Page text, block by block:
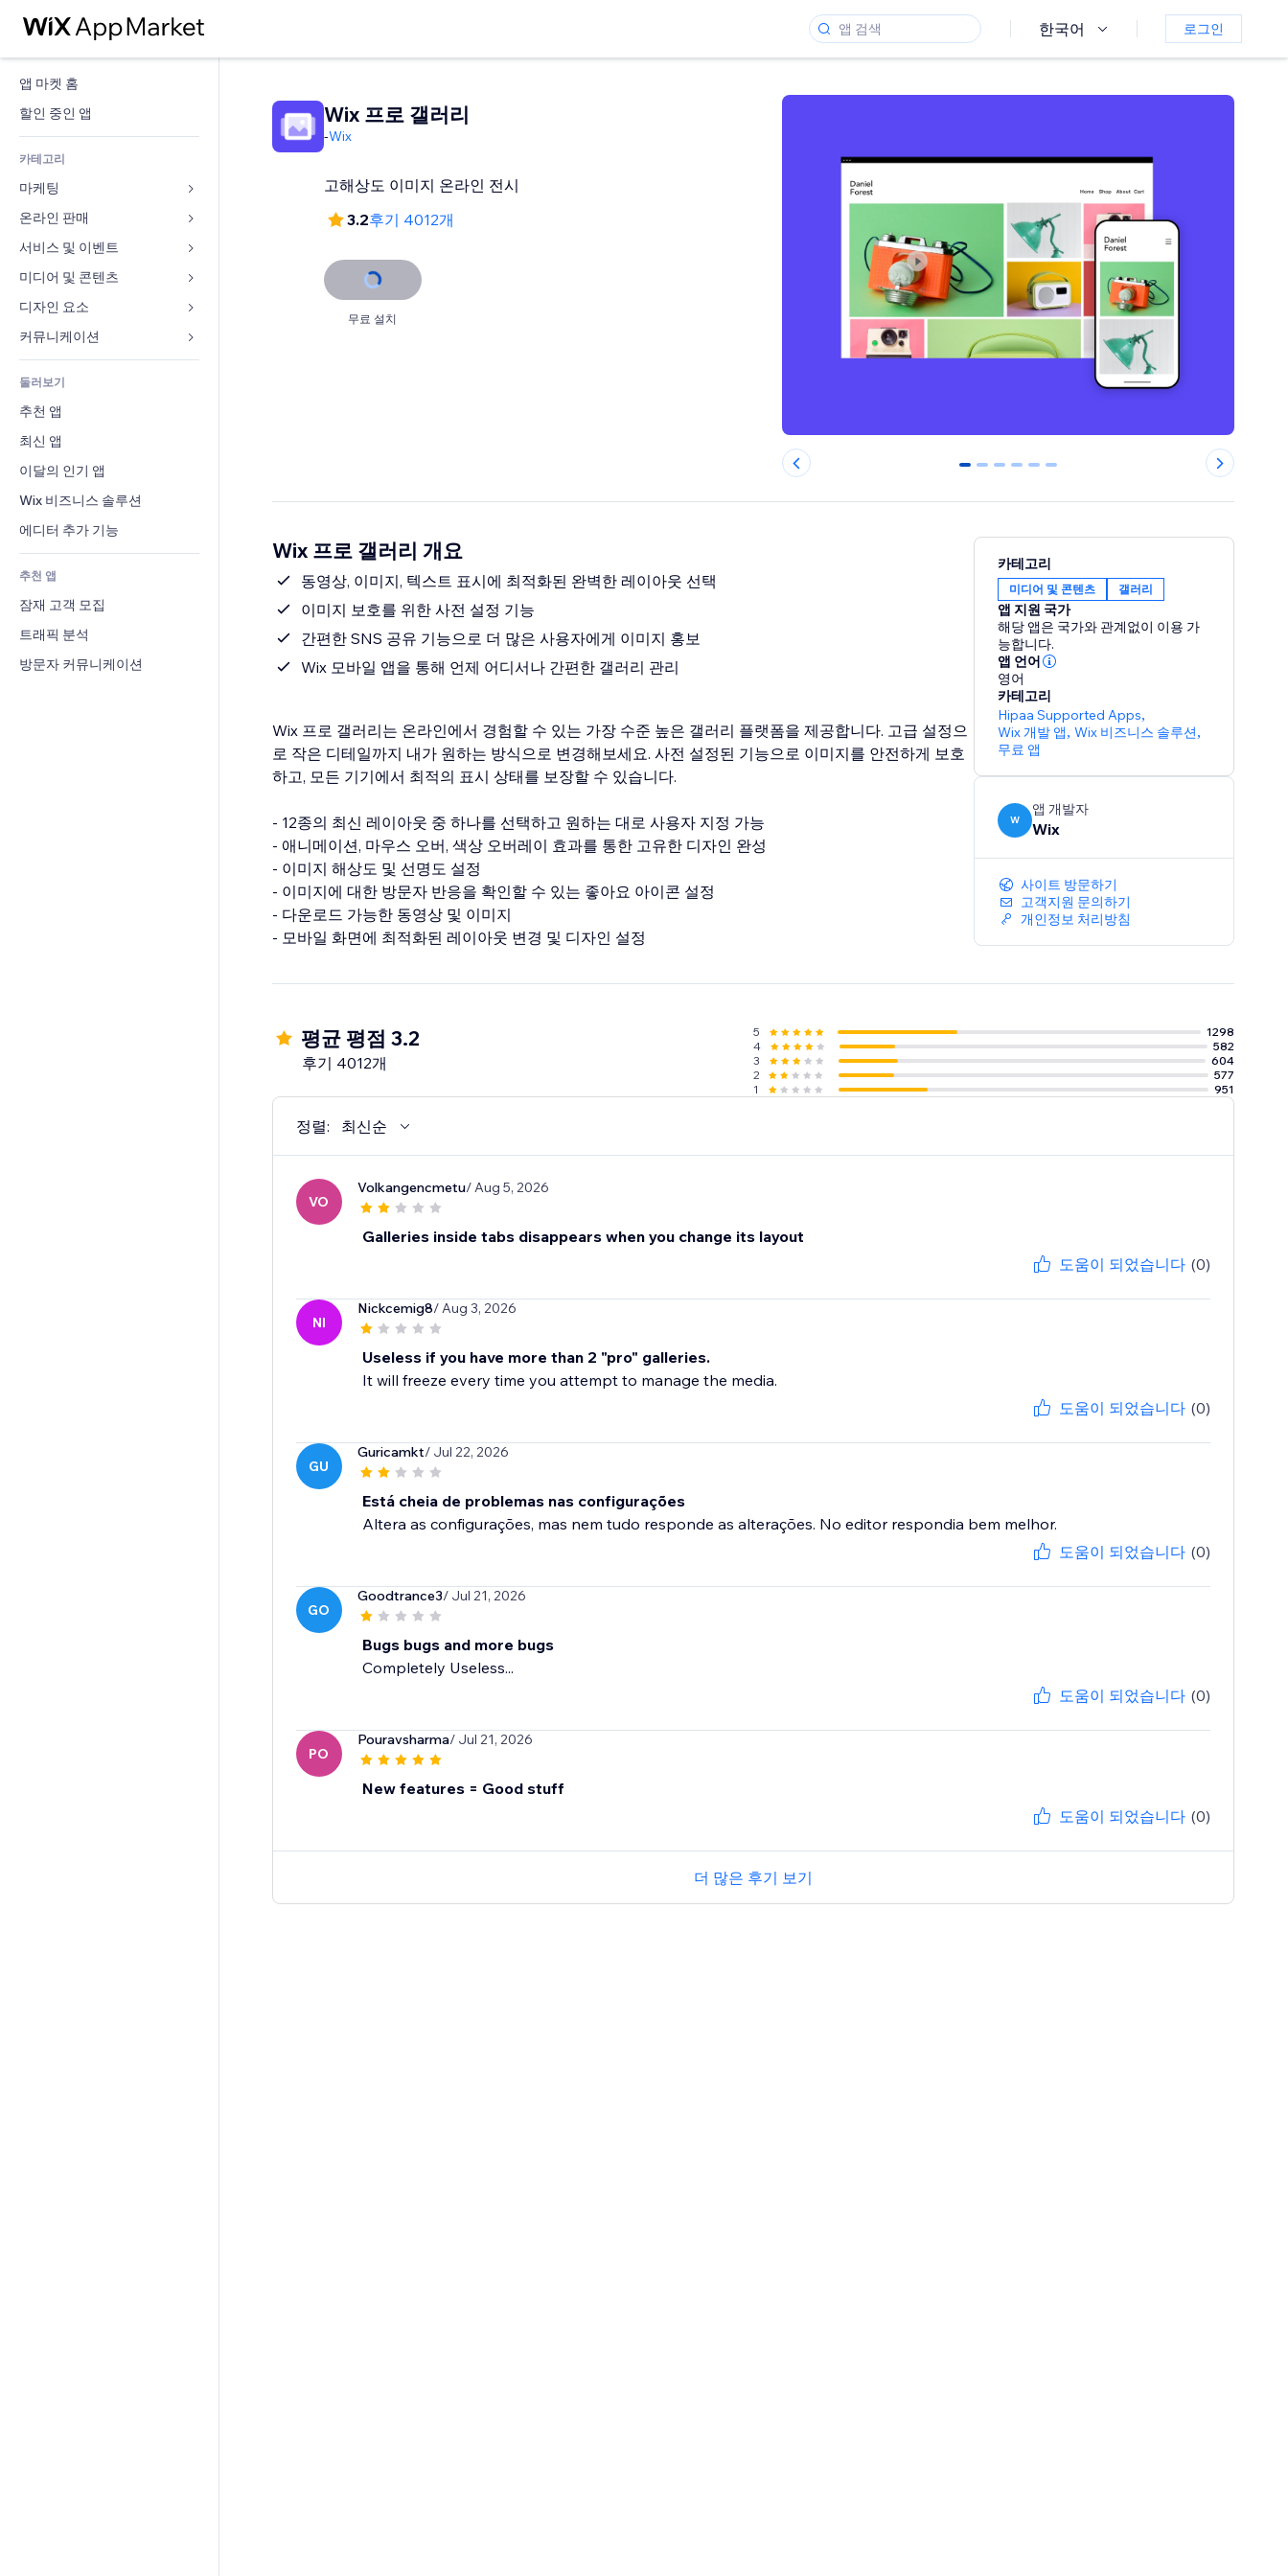
한국어 로그인
앱 마켓 홈
할인 중인 앱
카테고리
마케팅
광고
모바일
사이트 통계
사이트 목록
이메일
온라인 판매
쇼핑몰 관련 앱
배송
판매 버튼
회계
쿠폰 및 로열티
창고 서비스
식품 및 음료
서비스 및 이벤트
호텔
이벤트
음식점
부동산
예약
미디어 및 콘텐츠
갤러리
뮤직
팟캐스트
사진
동영상
PDF
파일 공유
소식
디자인 요소
지도 및 내비게이션
개인정보 및 보안
시계
페이지 템플릿
이미지 효과
버튼 & 메뉴
배너 및 배지
계산기
검색
일기예보
차트 및 표
양식
블로그
설문
채팅
메모
전화번호
커뮤니티
평가와 후기
CRM
둘러보기
추천 앱
최신 앱
이달의 인기 앱
Wix 비즈니스 솔루션
에디터 추가 기능
추천 앱
잠재 고객 모집
트래픽 분석
방문자 커뮤니케이션
Wix 프로 갤러리
-Wix
고해상도 이미지 온라인 전시
3.2후기 4012개
무료 설치
0 1 2 3 4 5
Wix 프로 갤러리 개요
동영상, 이미지, 텍스트 표시에 최적화된 완벽한 레이아웃 선택
이미지 보호를 위한 사전 설정 기능
간편한 SNS 공유 기능으로 더 많은 사용자에게 이미지 홍보
Wix 모바일 앱을 통해 언제 어디서나 간편한 갤러리 관리
Wix 프로 갤러리는 온라인에서 경험할 수 있는 가장 수준 높은 갤러리 플랫폼을 제공합니다. 고급 설정으
로 작은 디테일까지 내가 원하는 방식으로 변경해보세요. 사전 설정된 기능으로 이미지를 안전하게 보호
하고, 모든 기기에서 최적의 표시 상태를 보장할 수 있습니다.
- 12종의 최신 레이아웃 중 하나를 선택하고 원하는 대로 사용자 지정 가능
- 애니메이션, 마우스 오버, 색상 오버레이 효과를 통한 고유한 디자인 완성
- 이미지 해상도 및 선명도 설정
- 이미지에 대한 방문자 반응을 확인할 수 있는 좋아요 아이콘 설정
- 다운로드 가능한 동영상 및 이미지
카테고리
미디어 및 콘텐츠 갤러리
앱 지원 국가
해당 앱은 국가와 관계없이 이용 가
능합니다.
앱 언어
영어
카테고리
Hipaa Supported Apps,
Wix 개발 앱,Wix 비즈니스 솔루션,
무료 앱
W
앱 개발자
Wix
사이트 방문하기
고객지원 문의하기
개인정보 처리방침
평균 평점 3.2
후기 4012개
5
1298
4
582
3
604
2
577
1
951
정렬: 최신순
VO
Volkangencmetu/ Aug 5, 2026
Galleries inside tabs disappears when you change its layout
도움이 되었습니다 (0)
NI
Nickcemig8/ Aug 3, 2026
Useless if you have more than 2 "pro" galleries.
It will freeze every time you attempt to manage the media.
도움이 되었습니다 (0)
GU
Guricamkt/ Jul 22, 2026
Está cheia de problemas nas configurações
Altera as configurações, mas nem tudo responde as alterações. No editor respondia bem melhor.
도움이 되었습니다 (0)
GO
Goodtrance3/ Jul 21, 2026
Bugs bugs and more bugs
Completely Useless...
도움이 되었습니다 (0)
PO
Pouravsharma/ Jul 21, 2026
New features = Good stuff
도움이 되었습니다 (0)
더 많은 후기 보기